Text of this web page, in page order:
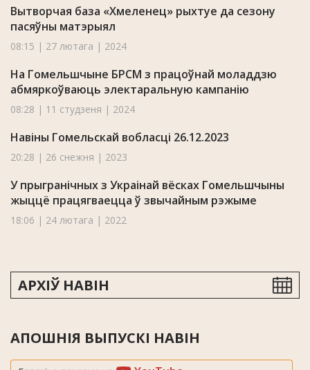
Вытворчая база «Хмеленец» рыхтуе да сезону
пасяўны матэрыял
08:15 | 27 лютага | 2024
На Гомельшчыне БРСМ з працоўнай моладдзю
абмяркоўваюць электаральную кампанію
08:28 | 11 студзеня | 2024
Навіны Гомельскай вобласці 26.12.2023
20:28 | 26 снежня | 2023
У прыгранічных з Украінай вёсках Гомельшчыны
жыццё працягваецца ў звычайным рэжыме
18:06 | 24 лютага | 2022
АРХІЎ НАВІН
АПОШНІЯ ВЫПУСКІ НАВІН